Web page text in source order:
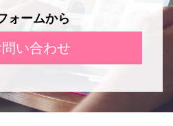
ォームから
い合わせ